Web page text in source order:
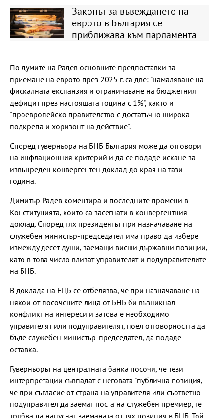
Законът за въвеждането на
еврото в България се
приближава към парламента
По думите на Радев основните предпоставки за
приемане на еврото през 2025 г. са две: "намаляване на
фискалната експанзия и ограничаване на бюджетния
дефицит през настоящата година с 1%", както и
"проевропейско правителство с достатъчно широка
подкрепа и хоризонт на действие".
Според гуверньора на БНБ България може да отговори
на инфлационния критерий и да се подаде искане за
извънреден конвергентен доклад до края на тази
година.
Димитър Радев коментира и последните промени в
Конституцията, които са засегнати в конвергентния
доклад. Според тях президентът при назначаване на
служебен министър-председател има право да избере
измежду десет души, заемащи висши държавни позиции,
като в това число влизат управителят и подуправителите
на БНБ.
В доклада на ЕЦБ се отбелязва, че при назначаване на
някои от посочените лица от БНБ би възникнал
конфликт на интереси и затова е необходимо
управителят или подуправителят, поел отговорността да
бъде служебен министър-председател, да подаде
оставка.
Гуверньорът на централната банка посочи, че тези
интерпретации съвпадат с неговата "публична позиция,
че при съгласие от страна на управителя или съответно
подуправител да заемат поста на служебен премиер, те
трябва да напуснат заеманата от тях позиция в БНБ. Той